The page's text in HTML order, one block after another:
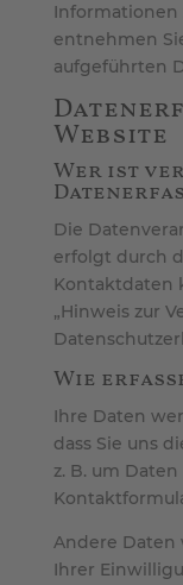
Informationen
entnehmen
aufgeführten
Website
Wer ist
Die
erfolgt durch
Kontaktdaten
„Hinweis zur
Wie
Ihre Daten
dass Sie uns
z. B. um
Andere Daten
Ihrer